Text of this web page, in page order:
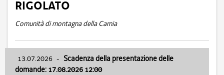
RIGOLATO
Comunità di montagna della Carnia
13.07.2026 - Scadenza della presentazione delle
domande: 17.08.2026 12:00